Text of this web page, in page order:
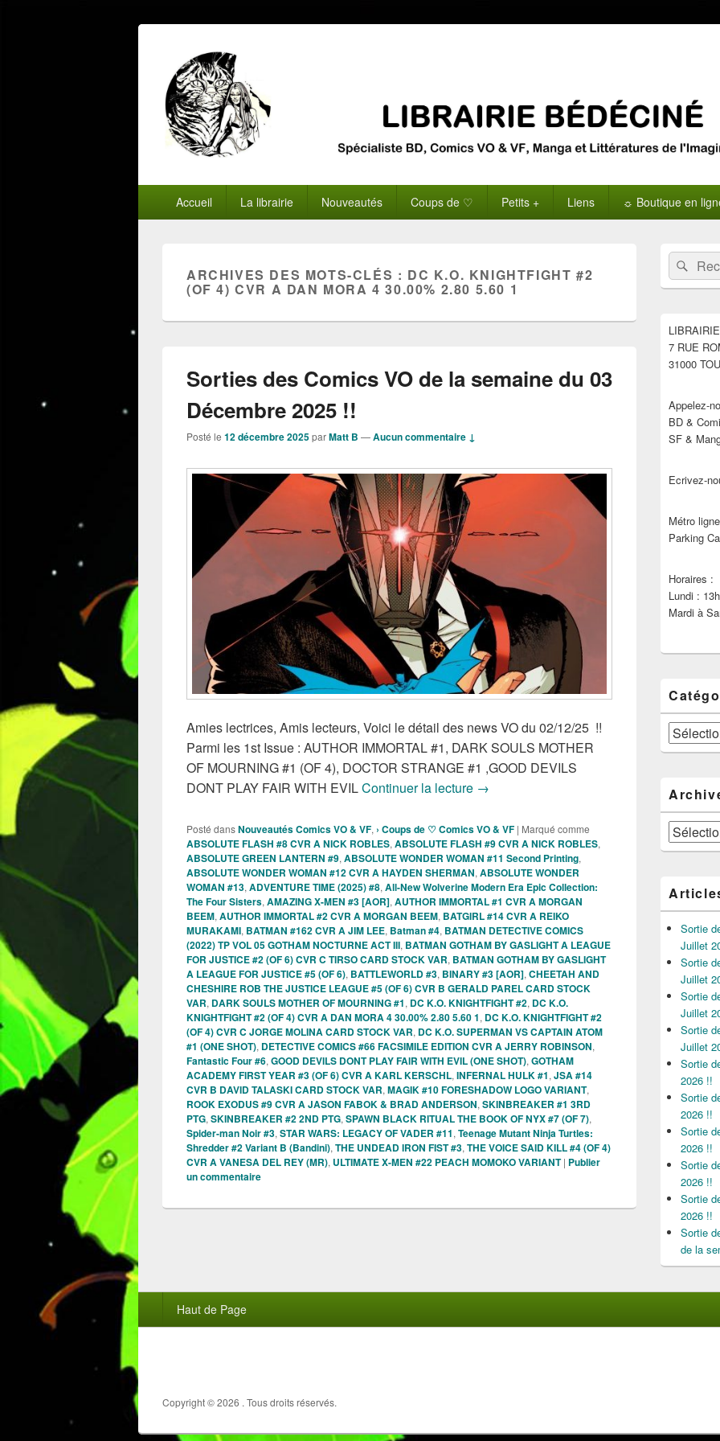
principalAccueil La librairie Nouveautés Coups de ♡ Petits + Liens ☼ Boutique en
ARCHIVES DES MOTS-CLÉS : DC K.O. KNIGHTFIGHT #2
(OF 4) CVR A DAN MORA 4 30.00% 2.80 5.60 1
Sorties des Comics VO de la semaine du 03
Décembre 2025 !!
Posté le 12 décembre 2025parMatt B —Aucun commentaire ↓
Amies lectrices, Amis lecteurs, Voici le détail des news VO du 02/12/25 !!
Parmi les 1st Issue : AUTHOR IMMORTAL #1, DARK SOULS MOTHER
OF MOURNING #1 (OF 4), DOCTOR STRANGE #1 ,GOOD DEVILS
DONT PLAY FAIR WITH EVILContinuer la lecture Sorties des Comics VO de la semaine du
→
Posté dansNouveautés Comics VO & VF, › Coups de ♡ Comics VO & VF | Marqué comme
ABSOLUTE FLASH #8 CVR A NICK ROBLES, ABSOLUTE FLASH #9 CVR A NICK ROBLES,
ABSOLUTE GREEN LANTERN #9, ABSOLUTE WONDER WOMAN #11 Second Printing,
ABSOLUTE WONDER WOMAN #12 CVR A HAYDEN SHERMAN, ABSOLUTE WONDER
WOMAN #13, ADVENTURE TIME (2025) #8, All-New Wolverine Modern Era Epic Collection:
The Four Sisters, AMAZING X-MEN #3 [AOR], AUTHOR IMMORTAL #1 CVR A MORGAN
BEEM, AUTHOR IMMORTAL #2 CVR A MORGAN BEEM, BATGIRL #14 CVR A REIKO
MURAKAMI, BATMAN #162 CVR A JIM LEE, Batman #4, BATMAN DETECTIVE COMICS
(2022) TP VOL 05 GOTHAM NOCTURNE ACT III, BATMAN GOTHAM BY GASLIGHT A LEAGUE
FOR JUSTICE #2 (OF 6) CVR C TIRSO CARD STOCK VAR, BATMAN GOTHAM BY GASLIGHT
A LEAGUE FOR JUSTICE #5 (OF 6), BATTLEWORLD #3, BINARY #3 [AOR], CHEETAH AND
CHESHIRE ROB THE JUSTICE LEAGUE #5 (OF 6) CVR B GERALD PAREL CARD STOCK
VAR, DARK SOULS MOTHER OF MOURNING #1, DC K.O. KNIGHTFIGHT #2, DC K.O.
KNIGHTFIGHT #2 (OF 4) CVR A DAN MORA 4 30.00% 2.80 5.60 1, DC K.O. KNIGHTFIGHT #2
(OF 4) CVR C JORGE MOLINA CARD STOCK VAR, DC K.O. SUPERMAN VS CAPTAIN ATOM
#1 (ONE SHOT), DETECTIVE COMICS #66 FACSIMILE EDITION CVR A JERRY ROBINSON,
Fantastic Four #6, GOOD DEVILS DONT PLAY FAIR WITH EVIL (ONE SHOT), GOTHAM
ACADEMY FIRST YEAR #3 (OF 6) CVR A KARL KERSCHL, INFERNAL HULK #1, JSA #14
CVR B DAVID TALASKI CARD STOCK VAR, MAGIK #10 FORESHADOW LOGO VARIANT,
ROOK EXODUS #9 CVR A JASON FABOK & BRAD ANDERSON, SKINBREAKER #1 3RD
PTG, SKINBREAKER #2 2ND PTG, SPAWN BLACK RITUAL THE BOOK OF NYX #7 (OF 7),
Spider-man Noir #3, STAR WARS: LEGACY OF VADER #11, Teenage Mutant Ninja Turtles:
Shredder #2 Variant B (Bandini), THE UNDEAD IRON FIST #3, THE VOICE SAID KILL #4 (OF 4)
CVR A VANESA DEL REY (MR), ULTIMATE X-MEN #22 PEACH MOMOKO VARIANT | Publier
un commentaire
Zone
principale
de
widget
barre
latérale
Recherche
7 RUE
31000
Appelez-
BD &
SF &
Ecrivez-
Métro
Parking
Horaires :
Lundi :
Mardi à
Catégories
Archives
Sortie
Juillet
Sortie
Juillet
Sortie
Juillet
Sortie
Juillet
Sortie
2026 !!
Sortie
2026 !!
Sortie
2026 !!
Sortie
2026 !!
Sortie
2026 !!
Sortie
de la
page
Haut de Page
Copyright © 2026 . Tous droits réservés.